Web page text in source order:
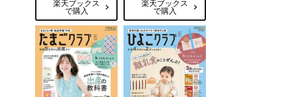
楽天ブックス
で購入
楽天ブックス
で購入